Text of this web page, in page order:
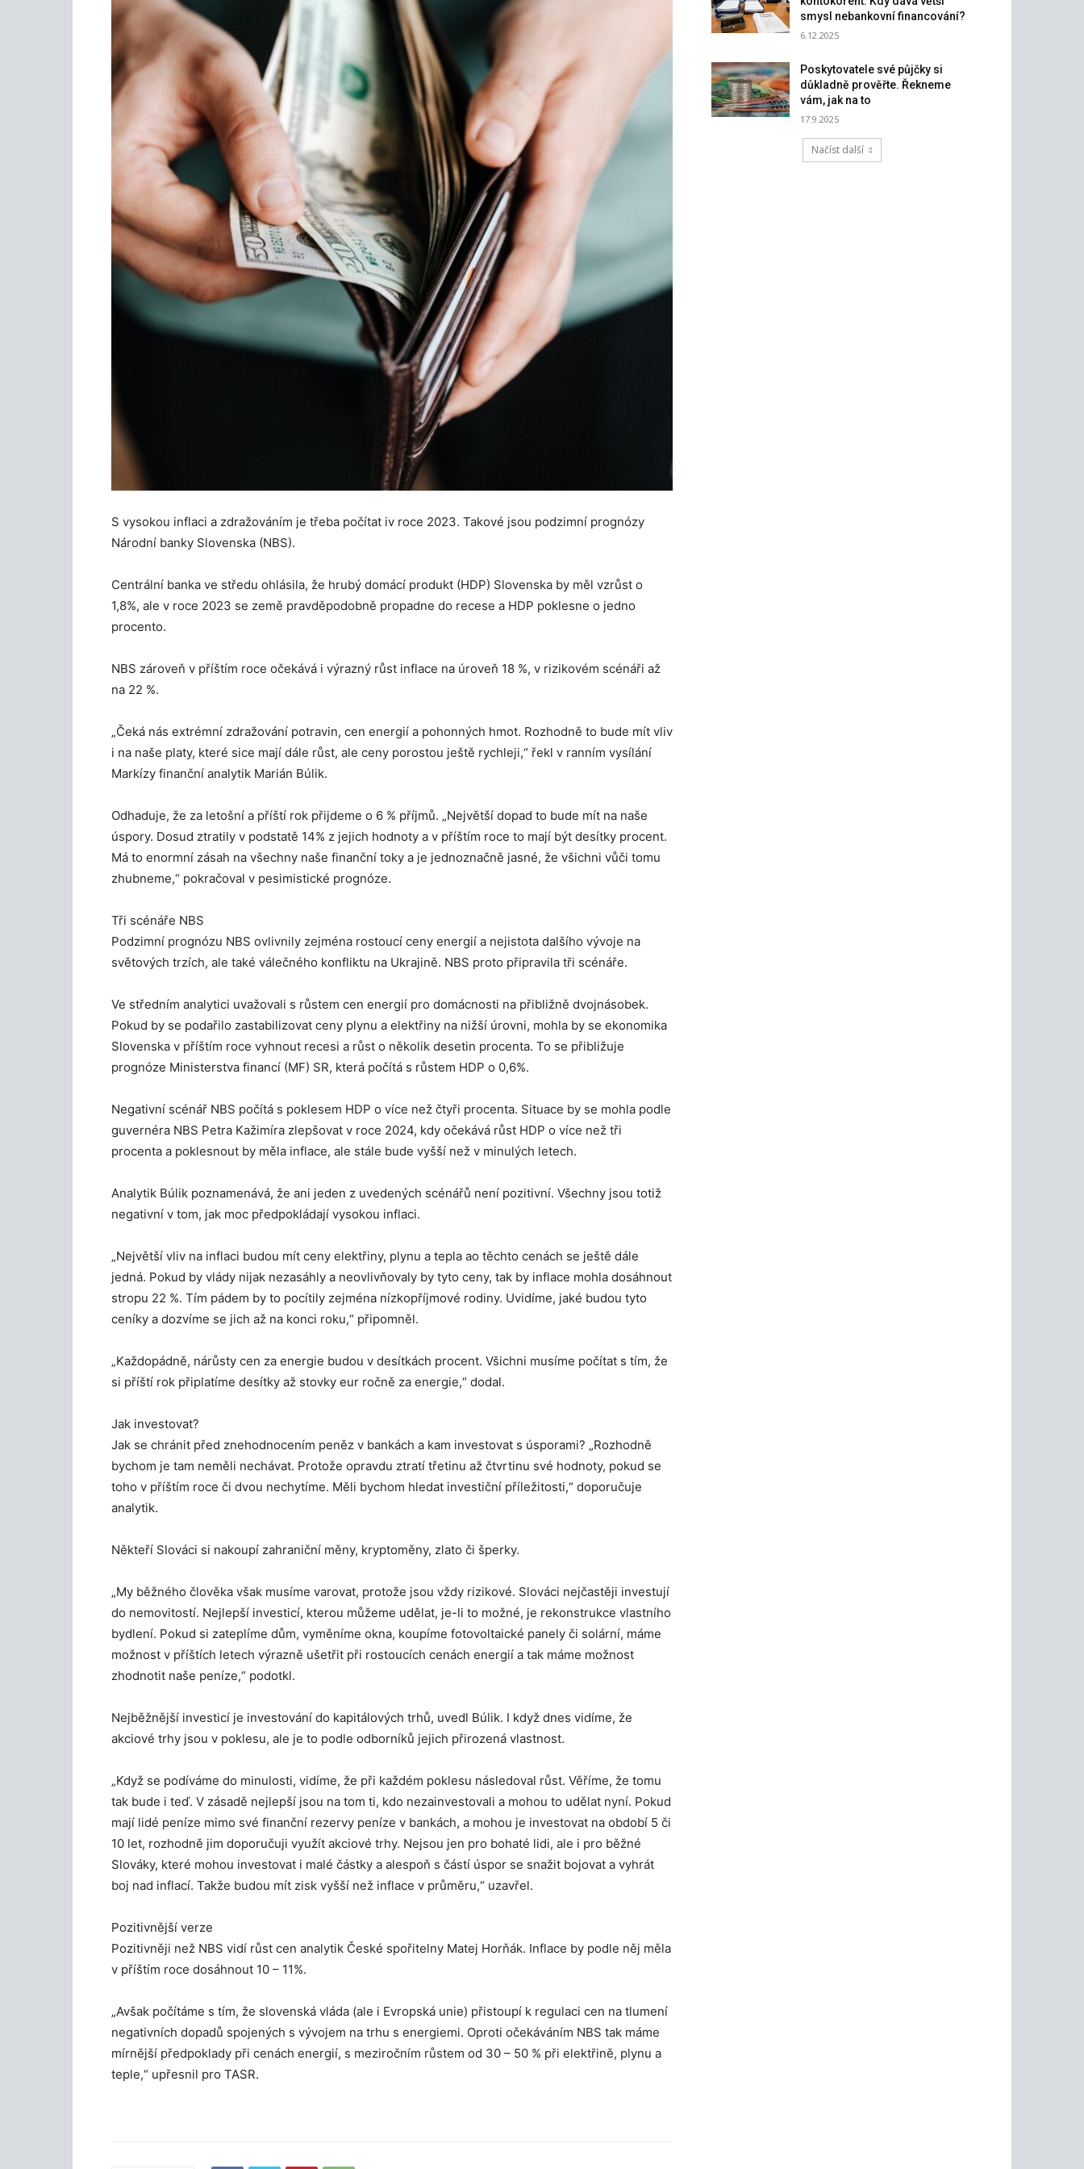
S vysokou inflaci a zdražováním je třeba počítat iv roce 2023. Takové jsou podzimní prognózy
Národní banky Slovenska (NBS).
Centrální banka ve středu ohlásila, že hrubý domácí produkt (HDP) Slovenska by měl vzrůst o
1,8%, ale v roce 2023 se země pravděpodobně propadne do recese a HDP poklesne o jedno
procento.
NBS zároveň v příštím roce očekává i výrazný růst inflace na úroveň 18 %, v rizikovém scénáři až
na 22 %.
„Čeká nás extrémní zdražování potravin, cen energií a pohonných hmot. Rozhodně to bude mít vliv
i na naše platy, které sice mají dále růst, ale ceny porostou ještě rychleji,“ řekl v ranním vysílání
Markízy finanční analytik Marián Búlik.
Odhaduje, že za letošní a příští rok přijdeme o 6 % příjmů. „Největší dopad to bude mít na naše
úspory. Dosud ztratily v podstatě 14% z jejich hodnoty a v příštím roce to mají být desítky procent.
Má to enormní zásah na všechny naše finanční toky a je jednoznačně jasné, že všichni vůči tomu
zhubneme,“ pokračoval v pesimistické prognóze.
Tři scénáře NBS
Podzimní prognózu NBS ovlivnily zejména rostoucí ceny energií a nejistota dalšího vývoje na
světových trzích, ale také válečného konfliktu na Ukrajině. NBS proto připravila tři scénáře.
Ve středním analytici uvažovali s růstem cen energií pro domácnosti na přibližně dvojnásobek.
Pokud by se podařilo zastabilizovat ceny plynu a elektřiny na nižší úrovni, mohla by se ekonomika
Slovenska v příštím roce vyhnout recesi a růst o několik desetin procenta. To se přibližuje
prognóze Ministerstva financí (MF) SR, která počítá s růstem HDP o 0,6%.
Negativní scénář NBS počítá s poklesem HDP o více než čtyři procenta. Situace by se mohla podle
guvernéra NBS Petra Kažimíra zlepšovat v roce 2024, kdy očekává růst HDP o více než tři
procenta a poklesnout by měla inflace, ale stále bude vyšší než v minulých letech.
Analytik Búlik poznamenává, že ani jeden z uvedených scénářů není pozitivní. Všechny jsou totiž
negativní v tom, jak moc předpokládají vysokou inflaci.
„Největší vliv na inflaci budou mít ceny elektřiny, plynu a tepla ao těchto cenách se ještě dále
jedná. Pokud by vlády nijak nezasáhly a neovlivňovaly by tyto ceny, tak by inflace mohla dosáhnout
stropu 22 %. Tím pádem by to pocítily zejména nízkopříjmové rodiny. Uvidíme, jaké budou tyto
ceníky a dozvíme se jich až na konci roku,“ připomněl.
„Každopádně, nárůsty cen za energie budou v desítkách procent. Všichni musíme počítat s tím, že
si příští rok připlatíme desítky až stovky eur ročně za energie,“ dodal.
Jak investovat?
Jak se chránit před znehodnocením peněz v bankách a kam investovat s úsporami? „Rozhodně
bychom je tam neměli nechávat. Protože opravdu ztratí třetinu až čtvrtinu své hodnoty, pokud se
toho v příštím roce či dvou nechytíme. Měli bychom hledat investiční příležitosti,“ doporučuje
analytik.
Někteří Slováci si nakoupí zahraniční měny, kryptoměny, zlato či šperky.
„My běžného člověka však musíme varovat, protože jsou vždy rizikové. Slováci nejčastěji investují
do nemovitostí. Nejlepší investicí, kterou můžeme udělat, je-li to možné, je rekonstrukce vlastního
bydlení. Pokud si zateplíme dům, vyměníme okna, koupíme fotovoltaické panely či solární, máme
možnost v příštích letech výrazně ušetřit při rostoucích cenách energií a tak máme možnost
zhodnotit naše peníze,“ podotkl.
Nejběžnější investicí je investování do kapitálových trhů, uvedl Búlik. I když dnes vidíme, že
akciové trhy jsou v poklesu, ale je to podle odborníků jejich přirozená vlastnost.
„Když se podíváme do minulosti, vidíme, že při každém poklesu následoval růst. Věříme, že tomu
tak bude i teď. V zásadě nejlepší jsou na tom ti, kdo nezainvestovali a mohou to udělat nyní. Pokud
mají lidé peníze mimo své finanční rezervy peníze v bankách, a mohou je investovat na období 5 či
10 let, rozhodně jim doporučuji využít akciové trhy. Nejsou jen pro bohaté lidi, ale i pro běžné
Slováky, které mohou investovat i malé částky a alespoň s částí úspor se snažit bojovat a vyhrát
boj nad inflací. Takže budou mít zisk vyšší než inflace v průměru,“ uzavřel.
Pozitivnější verze
Pozitivněji než NBS vidí růst cen analytik České spořitelny Matej Horňák. Inflace by podle něj měla
v příštím roce dosáhnout 10 – 11%.
„Avšak počítáme s tím, že slovenská vláda (ale i Evropská unie) přistoupí k regulaci cen na tlumení
negativních dopadů spojených s vývojem na trhu s energiemi. Oproti očekáváním NBS tak máme
mírnější předpoklady při cenách energií, s meziročním růstem od 30 – 50 % při elektřině, plynu a
teple,“ upřesnil pro TASR.
smysl nebankovní financování?
6.12.2025
Poskytovatele své půjčky si
důkladně prověřte. Řekneme
vám, jak na to
17.9.2025
Načíst další